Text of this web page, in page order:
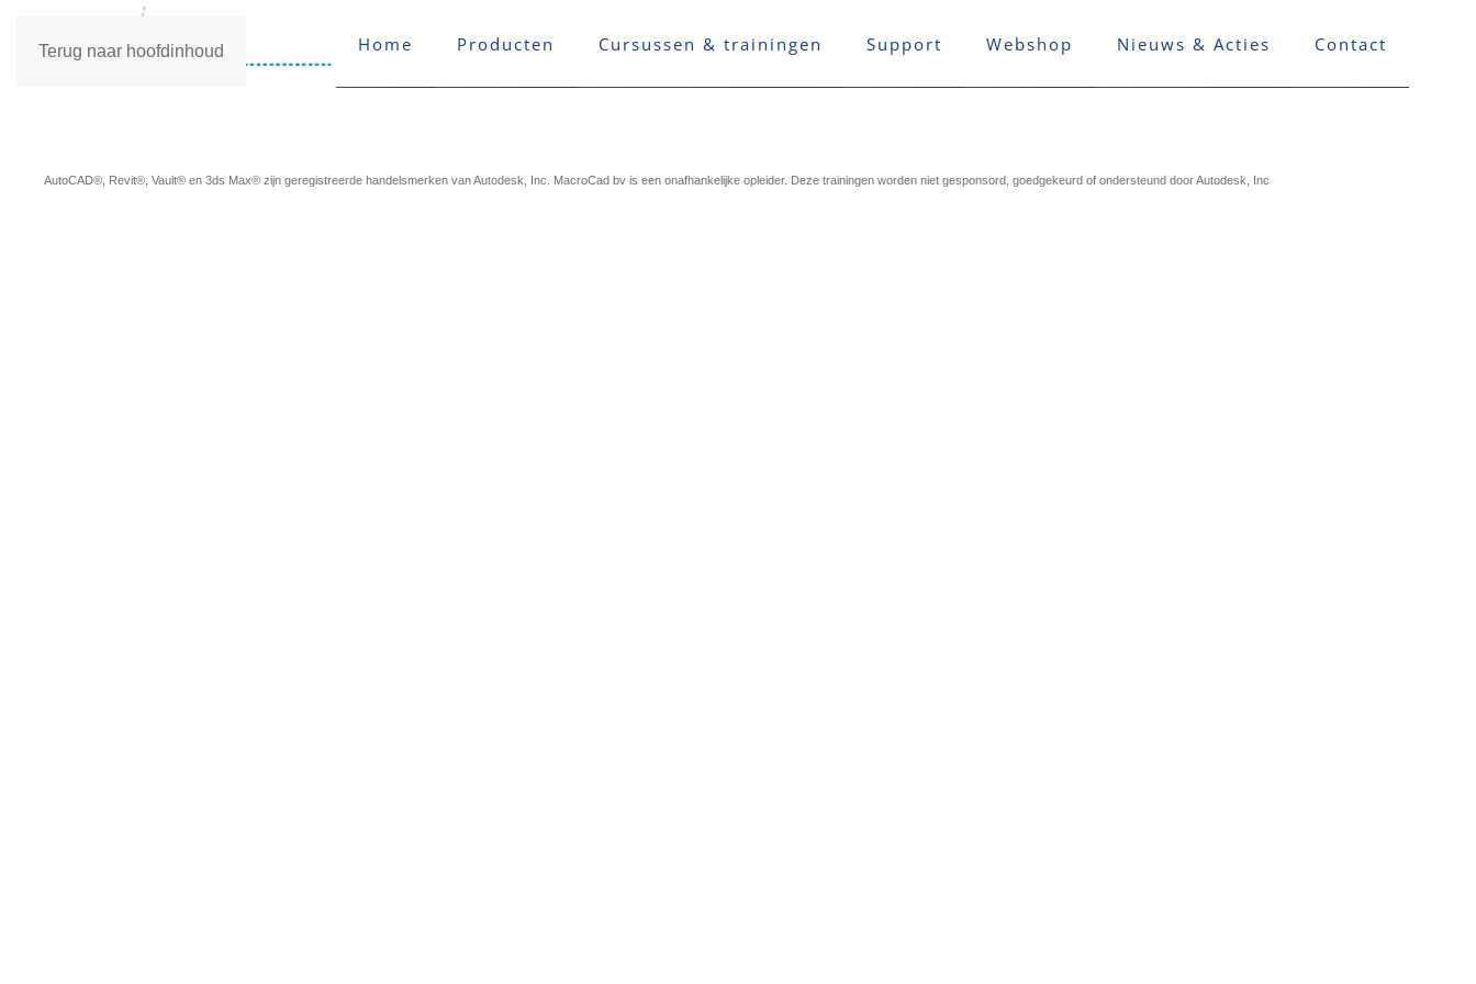
Terug naar hoofdinhoud Home Producten Cursussen & trainingen Support Webshop Nieuws & Acties Contact
AutoCAD®, Revit®, Vault® en 3ds Max® zijn geregistreerde handelsmerken van Autodesk, Inc. MacroCad bv is een onafhankelijke opleider. Deze trainingen worden niet gesponsord, goedgekeurd of ondersteund door Autodesk, Inc